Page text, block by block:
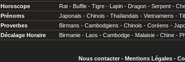
Horoscope
Rat - Buffle - Tigre - Lapin - Dragon - Serpent -
Prénoms
Japonais - Chinois - Thaïlandais - Vietnamiens -
Proverbes
Birmans - Cambodgiens - Chinois - Coréens -
Décalage Horaire
Birmanie - Laos - Cambodge - Malaisie - Chine -
Nous contacter- Mentions Légales-